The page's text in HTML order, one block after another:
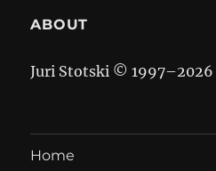
ABOUT
Juri Stotski © 1997–2026
Home